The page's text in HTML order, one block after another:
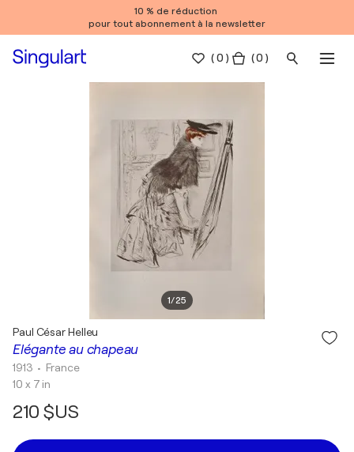
10 % de réduction
pour tout abonnement à la newsletter
(0 ) ( 0 )
1/25
Elégante au chapeau
Paul César Helleu
1913 • France
10 x 7 in
210 $US